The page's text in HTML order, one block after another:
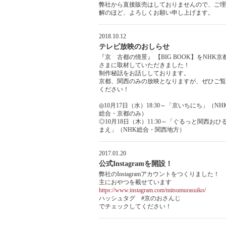
弊社から直接販売はしておりませんので、ご理
解のほど、よろしくお願い申し上げます。
2018.10.12
テレビ放映のおしらせ
『京 古都の情景』 【BIG BOOK】をNHK京
さまに取材していただきました！
制作秘話をお話ししております。
京都、関西のみの放映となりますが、ぜひご覧
ください！
◎10月17日（水）18:30～「京いちにち」（
総合・京都のみ）
◎10月18日（木）11:30～「ぐるっと関西おひ
まえ」（NHK総合・関西地方）
2017.01.20
公式Instagramを開設！
弊社のInstagramアカウントをつくりました！
主におやつを載せています
https://www.instagram.com/mitsumurasuiko/
ハッシュタグ #京のおさんじ
でチェックしてください！